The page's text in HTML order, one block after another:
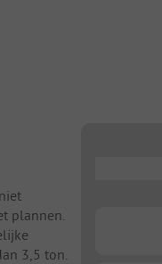
plannen.
3,5 ton.